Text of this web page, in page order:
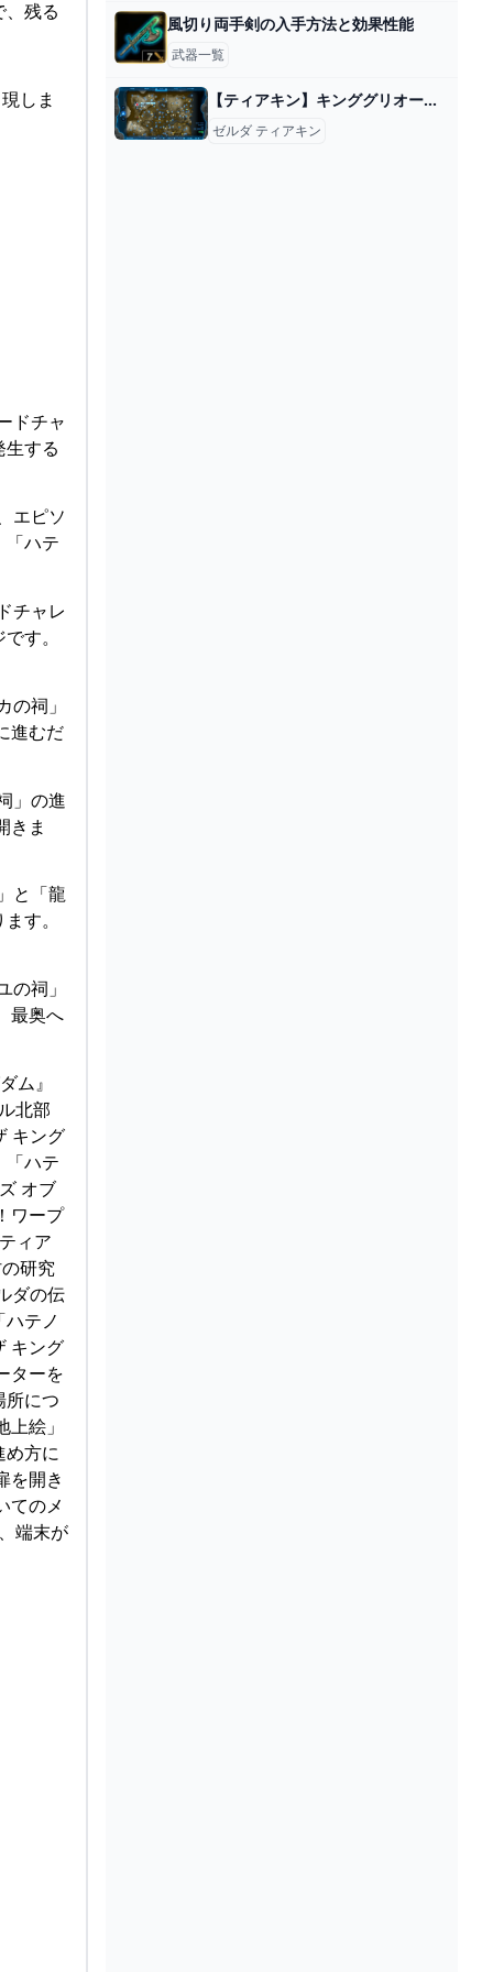
残る
しま
ドチャ
する
エピソ
「ハテ
チャレ
す。
祠」
進むだ
」の進
きま
と「龍
す。
祠」
最奥へ
ム』
北部
キング
「ハテ
オブ
ワープ
ィア
研究
ダの伝
テノ
キング
ターを
所につ
絵」
め方に
を開き
てのメ
端末が
風切り両手剣の入手方法と効果性能
武器一覧
【ティアキン】キンググリオークまでの行き方と倒し方【ゼルダの伝説ティアーズオブザキングダム】 - 神ゲー攻略
ゼルダ ティアキン